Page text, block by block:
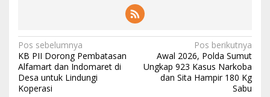
Navigasi
pos
Pos sebelumnya
KB PII Dorong Pembatasan
Alfamart dan Indomaret di
Desa untuk Lindungi
Koperasi
Pos berikutnya
Awal 2026, Polda Sumut
Ungkap 923 Kasus Narkoba
dan Sita Hampir 180 Kg
Sabu